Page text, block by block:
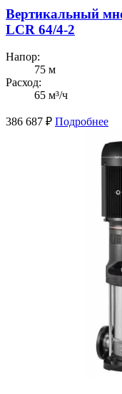
Вертикальный
LCR 64/4-2
Напор:
75 м
Расход:
65 м³/ч
386 687 ₽ Подробнее